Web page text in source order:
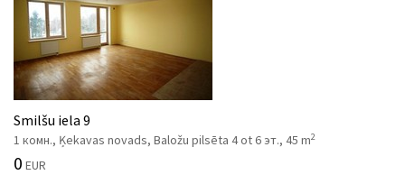
Smilšu iela 9
1 комн., Ķekavas novads, Baložu pilsēta 4 ot 6 эт., 45 m2
0 EUR